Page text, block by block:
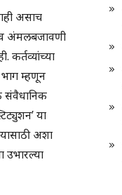
असाच
अंमलबजावणी
कर्तव्यांच्या
म्हणून
संवैधानिक
या
अशा
उभारल्या